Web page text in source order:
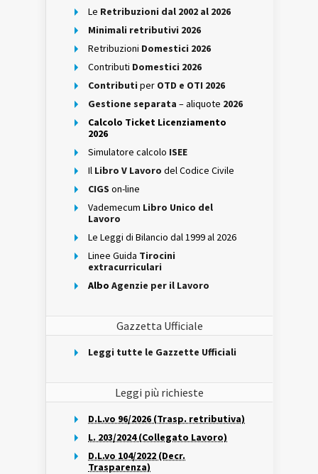
Le Retribuzioni dal 2002 al 2026
Minimali retributivi 2026
Retribuzioni Domestici 2026
Contributi Domestici 2026
Contributi per OTD e OTI 2026
Gestione separata – aliquote 2026
Calcolo Ticket Licenziamento
2026
Simulatore calcolo ISEE
Il Libro V Lavoro del Codice Civile
CIGS on-line
Vademecum Libro Unico del
Lavoro
Le Leggi di Bilancio dal 1999 al 2026
Linee Guida Tirocini
extracurriculari
Albo Agenzie per il Lavoro
Gazzetta Ufficiale
Leggi tutte le Gazzette Ufficiali
Leggi più richieste
D.L.vo 96/2026 (Trasp. retributiva)
L. 203/2024 (Collegato Lavoro)
D.L.vo 104/2022 (Decr.
Trasparenza)